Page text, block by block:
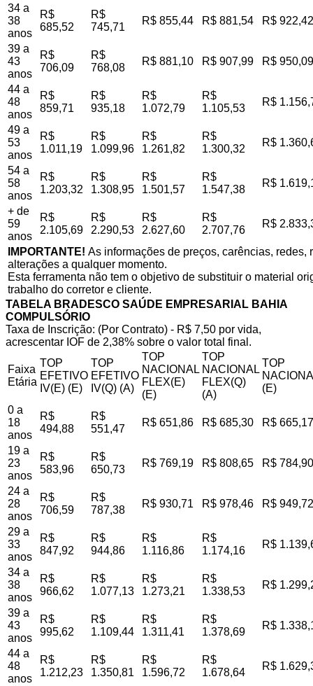
34 a
38
anos
R$
685,52
R$
745,71
R$ 855,44 R$ 881,54 R$ 922,42
39 a
43
anos
R$
706,09
R$
768,08
R$ 881,10 R$ 907,99 R$ 950,09
44 a
48
anos
R$
859,71
R$
935,18
R$
1.072,79
R$
1.105,53
R$
49 a
53
anos
R$
1.011,19
R$
1.099,96
R$
1.261,82
R$
1.300,32
R$
54 a
58
anos
R$
1.203,32
R$
1.308,95
R$
1.501,57
R$
1.547,38
R$
+ de
59
anos
R$
2.105,69
R$
2.290,53
R$
2.627,60
R$
2.707,76
R$
IMPORTANTE! As informações de preços, carências,
alterações a qualquer momento.
Esta ferramenta não tem o objetivo de substituir o material
trabalho do corretor e cliente.
TABELA BRADESCO SAÚDE EMPRESARIAL BAHIA
COMPULSÓRIO
Taxa de Inscrição: (Por Contrato) - R$ 7,50 por vida,
acrescentar IOF de 2,38% sobre o valor total final.
Faixa
Etária
TOP
EFETIVO
IV(E) (E)
TOP
EFETIVO
IV(Q) (A)
TOP
NACIONAL
FLEX(E)
(E)
TOP
NACIONAL
FLEX(Q)
(A)
TOP
(E)
0 a
18
anos
R$
494,88
R$
551,47
R$ 651,86 R$ 685,30 R$ 665,17
19 a
23
anos
R$
583,96
R$
650,73
R$ 769,19 R$ 808,65 R$ 784,90
24 a
28
anos
R$
706,59
R$
787,38
R$ 930,71 R$ 978,46 R$ 949,72
29 a
33
anos
R$
847,92
R$
944,86
R$
1.116,86
R$
1.174,16
R$
34 a
38
anos
R$
966,62
R$
1.077,13
R$
1.273,21
R$
1.338,53
R$
39 a
43
anos
R$
995,62
R$
1.109,44
R$
1.311,41
R$
1.378,69
R$
44 a
48
anos
R$
1.212,23
R$
1.350,81
R$
1.596,72
R$
1.678,64
R$